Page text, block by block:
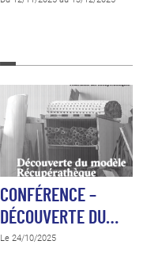
CONFÉRENCE –
DÉCOUVERTE DU…
Le 24/10/2025